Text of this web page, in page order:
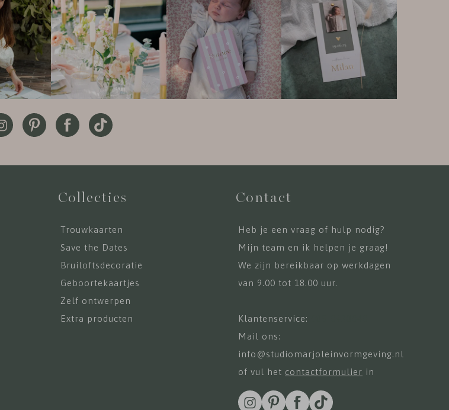
Collecties
Trouwkaarten
Save the Dates
Bruiloftsdecoratie
Geboortekaartjes
Zelf ontwerpen
Extra producten
Contact
Heb je een vraag of hulp nodig?
Mijn team en ik helpen je graag!
We zijn bereikbaar op werkdagen
van 9.00 tot 18.00 uur.
Klantenservice:
Mail ons:
info@studiomarjoleinvormgeving.nl
of vul het contactformulier in